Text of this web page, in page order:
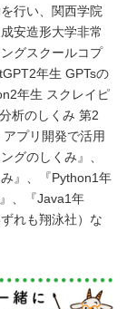
行い、関西学院
安造形大学非常
グスクールコプ
年生 GPTsの
年生 スクレイピ
析のしくみ 第2
プリ開発で活用
グのしくみ』、
』、『Python1年
、『Java1年
れも翔泳社）な